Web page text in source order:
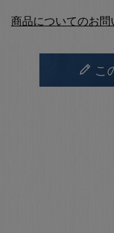
商品についてのお
こ